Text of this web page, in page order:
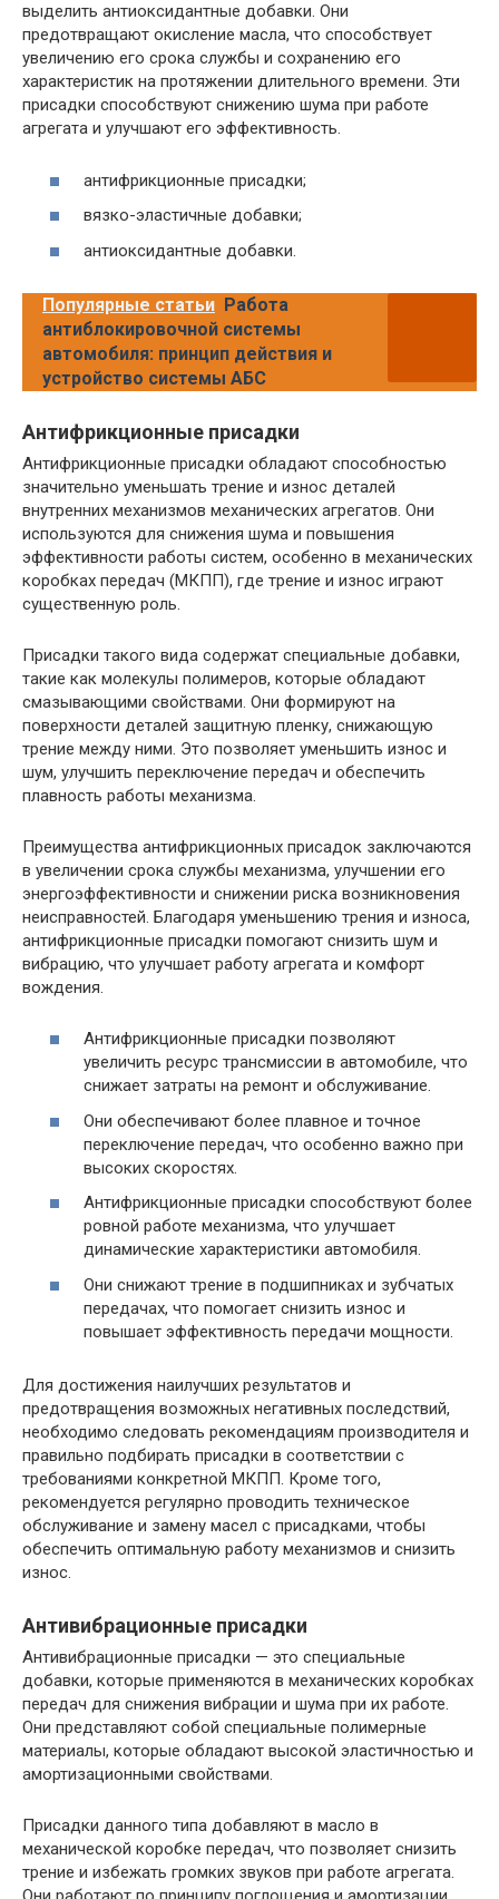
выделить антиоксидантные добавки. Они
предотвращают окисление масла, что способствует
увеличению его срока службы и сохранению его
характеристик на протяжении длительного времени. Эти
присадки способствуют снижению шума при работе
агрегата и улучшают его эффективность.
антифрикционные присадки;
вязко-эластичные добавки;
антиоксидантные добавки.
Популярные статьи Работа
антиблокировочной системы
автомобиля: принцип действия и
устройство системы АБС
Антифрикционные присадки
Антифрикционные присадки обладают способностью
значительно уменьшать трение и износ деталей
внутренних механизмов механических агрегатов. Они
используются для снижения шума и повышения
эффективности работы систем, особенно в механических
коробках передач (МКПП), где трение и износ играют
существенную роль.
Присадки такого вида содержат специальные добавки,
такие как молекулы полимеров, которые обладают
смазывающими свойствами. Они формируют на
поверхности деталей защитную пленку, снижающую
трение между ними. Это позволяет уменьшить износ и
шум, улучшить переключение передач и обеспечить
плавность работы механизма.
Преимущества антифрикционных присадок заключаются
в увеличении срока службы механизма, улучшении его
энергоэффективности и снижении риска возникновения
неисправностей. Благодаря уменьшению трения и износа,
антифрикционные присадки помогают снизить шум и
вибрацию, что улучшает работу агрегата и комфорт
вождения.
Антифрикционные присадки позволяют
увеличить ресурс трансмиссии в автомобиле, что
снижает затраты на ремонт и обслуживание.
Они обеспечивают более плавное и точное
переключение передач, что особенно важно при
высоких скоростях.
Антифрикционные присадки способствуют более
ровной работе механизма, что улучшает
динамические характеристики автомобиля.
Они снижают трение в подшипниках и зубчатых
передачах, что помогает снизить износ и
повышает эффективность передачи мощности.
Для достижения наилучших результатов и
предотвращения возможных негативных последствий,
необходимо следовать рекомендациям производителя и
правильно подбирать присадки в соответствии с
требованиями конкретной МКПП. Кроме того,
рекомендуется регулярно проводить техническое
обслуживание и замену масел с присадками, чтобы
обеспечить оптимальную работу механизмов и снизить
износ.
Антивибрационные присадки
Антивибрационные присадки — это специальные
добавки, которые применяются в механических коробках
передач для снижения вибрации и шума при их работе.
Они представляют собой специальные полимерные
материалы, которые обладают высокой эластичностью и
амортизационными свойствами.
Присадки данного типа добавляют в масло в
механической коробке передач, что позволяет снизить
трение и избежать громких звуков при работе агрегата.